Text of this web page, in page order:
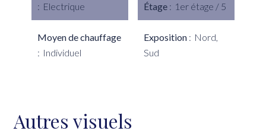
Electrique
Moyen de chauffage
Individuel
Étage 1er étage / 5
Exposition
Nord,
Sud
Autres visuels